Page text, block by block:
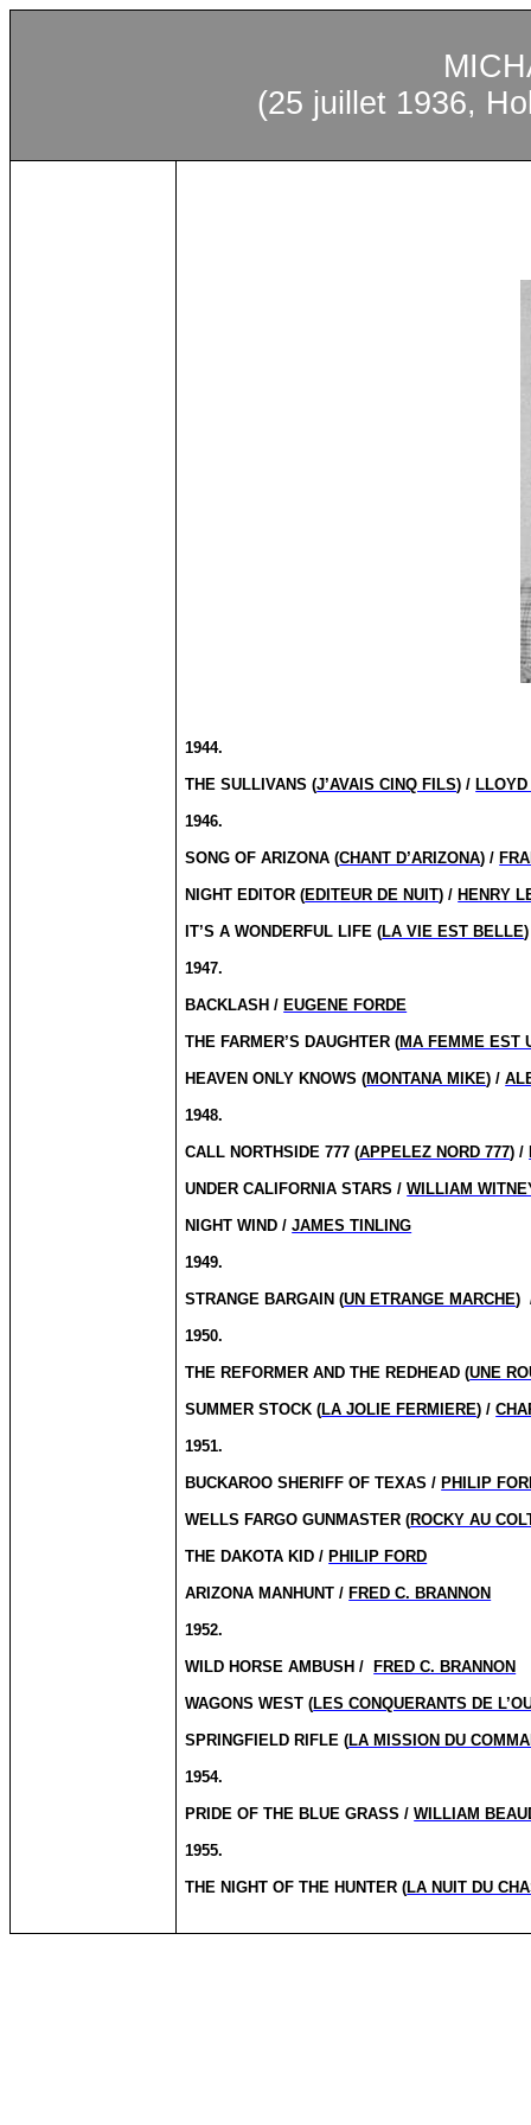
(25 juillet 1936,
1944.
THE SULLIVANS (J’AVAIS CINQ FILS) /
1946.
SONG OF ARIZONA (CHANT D’ARIZONA) /
NIGHT EDITOR (EDITEUR DE NUIT) / HENRY
IT’S A WONDERFUL LIFE (LA VIE EST BELLE
1947.
BACKLASH / EUGENE FORDE
THE FARMER’S DAUGHTER (MA FEMME EST
HEAVEN ONLY KNOWS (MONTANA MIKE) /
1948.
CALL NORTHSIDE 777 (APPELEZ NORD 777) /
UNDER CALIFORNIA STARS /WILLIAM
NIGHT WIND /JAMES TINLING
1949.
STRANGE BARGAIN (UN ETRANGE MARCHE)
1950.
THE REFORMER AND THE REDHEAD (UNE
SUMMER STOCK (LA JOLIE FERMIERE) /
1951.
BUCKAROO SHERIFF OF TEXAS / PHILIP
WELLS FARGO GUNMASTER (ROCKY AU
THE DAKOTA KID / PHILIP FORD
ARIZONA MANHUNT / FRED C. BRANNON
1952.
WILD HORSE AMBUSH / FRED C. BRANNON
WAGONS WEST (LES CONQUERANTS DE
SPRINGFIELD RIFLE (LA MISSION DU
1954.
PRIDE OF THE BLUE GRASS /WILLIAM
1955.
THE NIGHT OF THE HUNTER (LA NUIT DU